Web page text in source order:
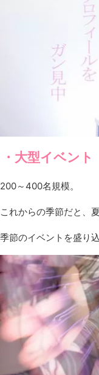
・大型イベント
200～400名規模。
これからの季節だと、
季節のイベントを盛り